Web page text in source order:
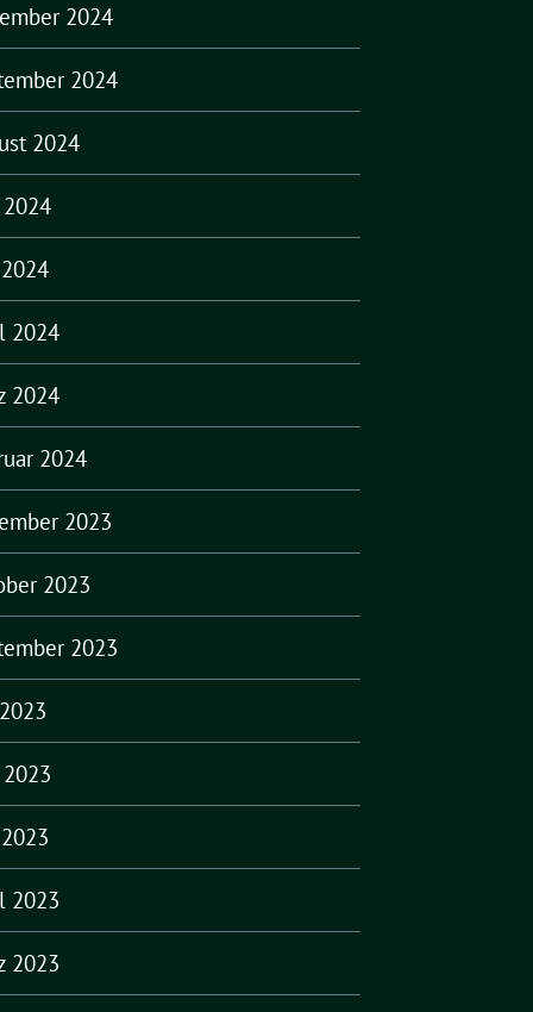
2024
2024
2024
2024
2024
2024
2023
2023
2023
2023
2023